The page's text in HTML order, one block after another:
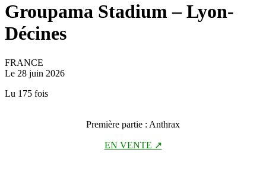
Groupama Stadium – Lyon-
Décines
FRANCE
Le 28 juin 2026
Lu 175 fois
Première partie : Anthrax
EN VENTE ↗